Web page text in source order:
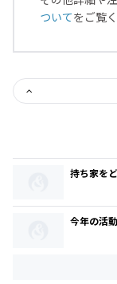
ついてをご覧
持ち家を
今年の活